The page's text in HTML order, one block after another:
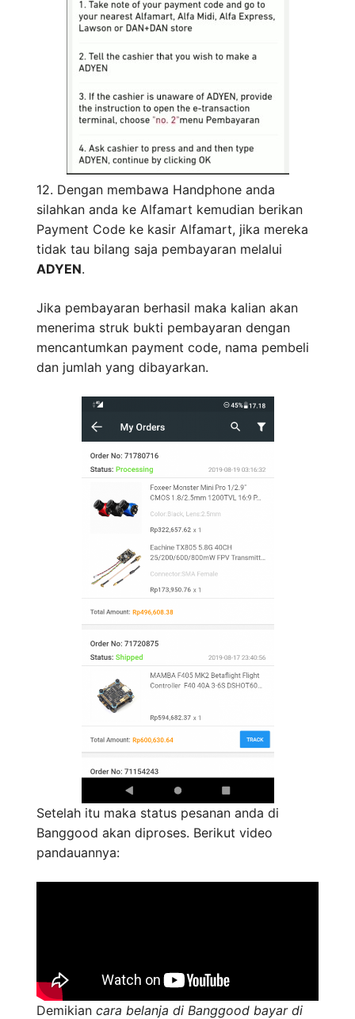
12. Dengan membawa Handphone anda
silahkan anda ke Alfamart kemudian berikan
Payment Code ke kasir Alfamart, jika mereka
tidak tau bilang saja pembayaran melalui
ADYEN.
Jika pembayaran berhasil maka kalian akan
menerima struk bukti pembayaran dengan
mencantumkan payment code, nama pembeli
dan jumlah yang dibayarkan.
Setelah itu maka status pesanan anda di
Banggood akan diproses. Berikut video
pandauannya:
Demikian cara belanja di Banggood bayar di